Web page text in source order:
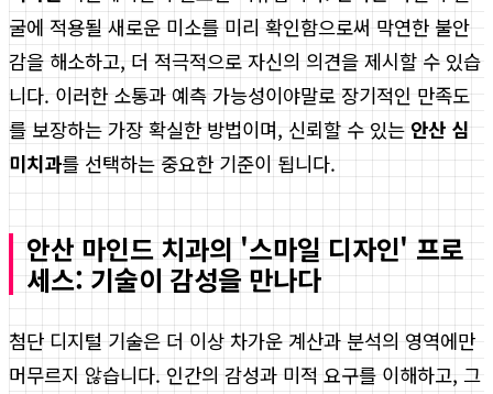
굴에 적용될 새로운 미소를 미리 확인함으로써 막연한 불안
감을 해소하고, 더 적극적으로 자신의 의견을 제시할 수 있습
니다. 이러한 소통과 예측 가능성이야말로 장기적인 만족도
를 보장하는 가장 확실한 방법이며, 신뢰할 수 있는 안산 심
미치과를 선택하는 중요한 기준이 됩니다.
안산 마인드 치과의 '스마일 디자인' 프로
세스: 기술이 감성을 만나다
첨단 디지털 기술은 더 이상 차가운 계산과 분석의 영역에만
머무르지 않습니다. 인간의 감성과 미적 요구를 이해하고, 그